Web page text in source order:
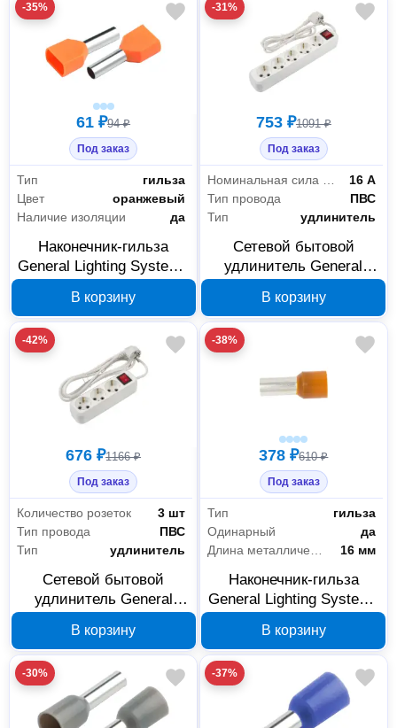
-35%
61 ₽94 ₽
Под заказ
Тип
гильза
Цвет
оранжевый
Наличие изоляции
да
Наконечник-гильза
General Lighting Systems
50 оранжевый 476262
В корзину
-31%
753 ₽1091 ₽
Под заказ
Номинальная сила тока
16 А
Тип провода
ПВС
Тип
удлинитель
Сетевой бытовой
удлинитель General
розеток, 5 м, 16 А,
470109
В корзину
-42%
676 ₽1166 ₽
Под заказ
Количество розеток
3 шт
Тип провода
ПВС
Тип
удлинитель
Сетевой бытовой
удлинитель General
розетки, 7 м, 16 А,
470105
В корзину
-38%
378 ₽610 ₽
Под заказ
Тип
гильза
Одинарный
да
16 мм
Наконечник-гильза
General Lighting Systems
коричнево-зеленый
476259
В корзину
-30% -37%